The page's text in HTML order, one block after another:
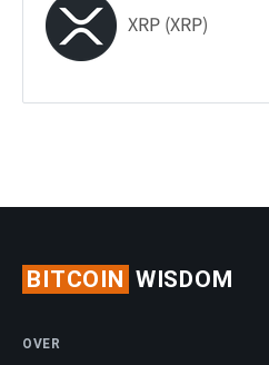
XRP (XRP)
BITCOIN WISDOM
OVER